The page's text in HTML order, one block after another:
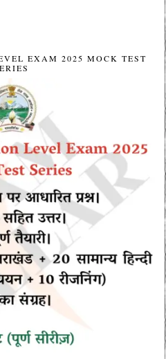
EXAM 2025 MOCK TEST